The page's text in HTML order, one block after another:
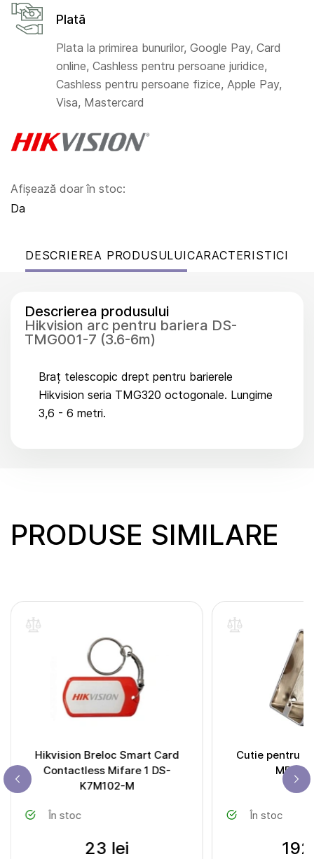
Afișează doar în stoc:
Da
Plată
Plata la primirea bunurilor, Google Pay, Card
online, Cashless pentru persoane juridice,
Cashless pentru persoane fizice, Apple Pay,
Visa, Mastercard
DESCRIEREA PRODUSULUICARACTERISTICI
Descrierea produsului
Hikvision arc pentru bariera DS-
TMG001-7 (3.6-6m)
Braț telescopic drept pentru barierele
Hikvision seria TMG320 octogonale. Lungime
3,6 - 6 metri.
PRODUSE SIMILARE
Hikvision Breloc Smart Card
Contactless Mifare 1 DS-
K7M102-M
În stoc
23 lei
Cutie pentru
MBB-
În stoc